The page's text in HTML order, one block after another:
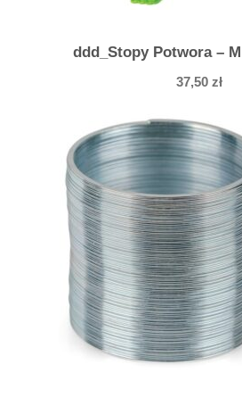
ddd_Stopy Potwora –
37,50 zł